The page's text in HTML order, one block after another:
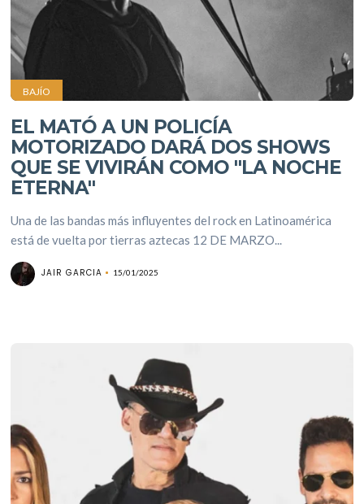
BAJÍO
EL MATÓ A UN POLICÍA
MOTORIZADO DARÁ DOS SHOWS
QUE SE VIVIRÁN COMO "LA NOCHE
ETERNA"
Una de las bandas más influyentes del rock en Latinoamérica
está de vuelta por tierras aztecas 12 DE MARZO...
JAIR GARCIA 15/01/2025